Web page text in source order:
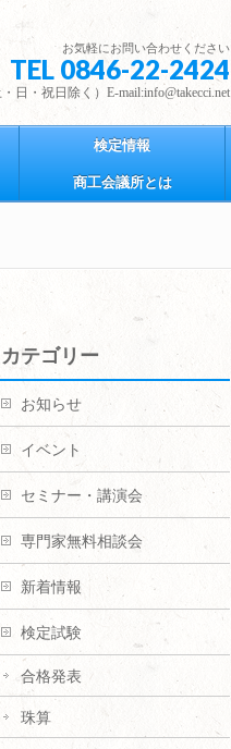
お気軽にお問い合わせください
TEL 0846-22-2424
日・祝日除く）E-mail:info@takecci.net
検定情報
商工会議所とは
カテゴリー
お知らせ
イベント
セミナー・講演会
専門家無料相談会
新着情報
検定試験
合格発表
珠算